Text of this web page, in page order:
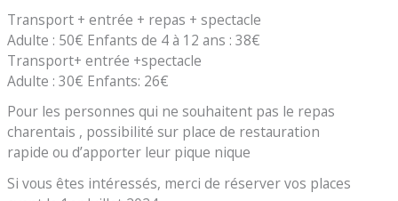
Transport + entrée + repas + spectacle
Adulte : 50€ Enfants de 4 à 12 ans : 38€
Transport+ entrée +spectacle
Adulte : 30€ Enfants: 26€
Pour les personnes qui ne souhaitent pas le repas
charentais , possibilité sur place de restauration
rapide ou d’apporter leur pique nique
Si vous êtes intéressés, merci de réserver vos places